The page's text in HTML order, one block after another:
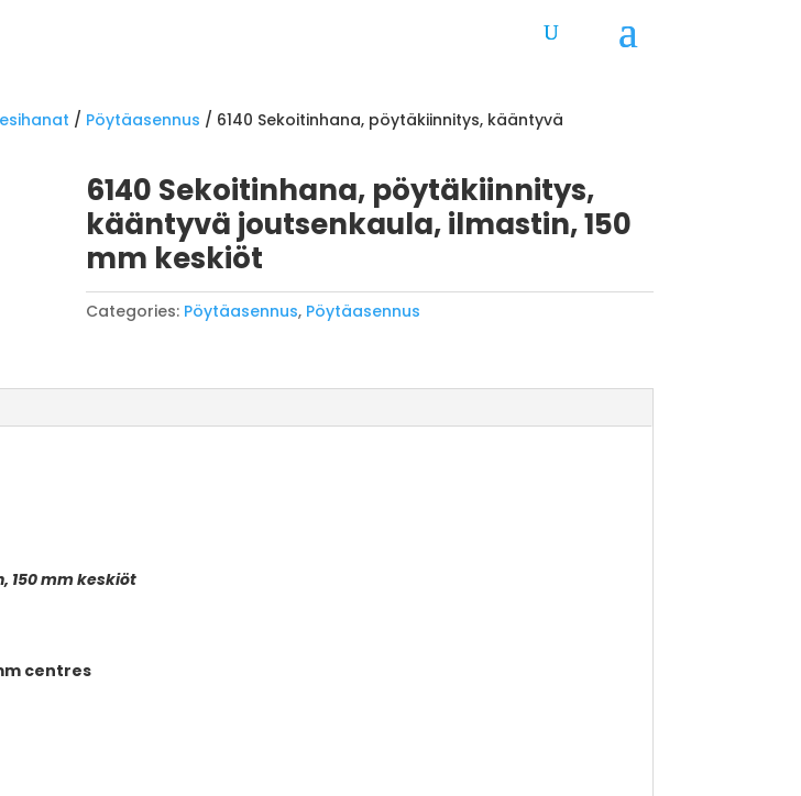
/ Pöytäasennus / 6140 Sekoitinhana, pöytäkiinnitys, kääntyvä
6140 Sekoitinhana, pöytäkiinnitys,
kääntyvä joutsenkaula, ilmastin, 150
mm keskiöt
Categories: Pöytäasennus, Pöytäasennus
150 mm keskiöt
centres